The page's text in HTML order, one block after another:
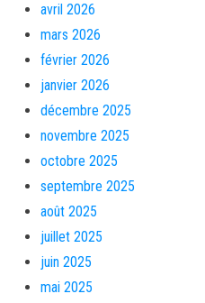
avril 2026
mars 2026
février 2026
janvier 2026
décembre 2025
novembre 2025
octobre 2025
septembre 2025
août 2025
juillet 2025
juin 2025
mai 2025